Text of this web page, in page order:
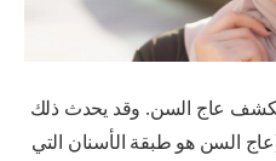
عاج السن. وقد يحدث ذلك
السن هو طبقة الأسنان التي